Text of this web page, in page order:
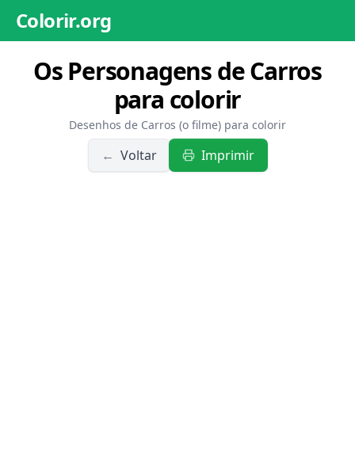
Colorir.org
Os Personagens de Carros
para colorir
Desenhos de Carros (o filme) para colorir
← Voltar Imprimir